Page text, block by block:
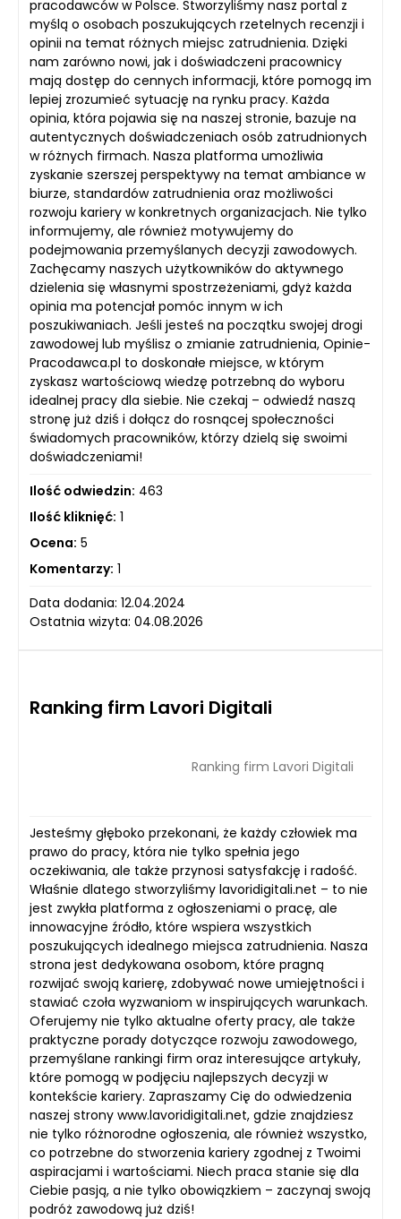
pracodawców w Polsce. Stworzyliśmy nasz portal z
myślą o osobach poszukujących rzetelnych recenzji i
opinii na temat różnych miejsc zatrudnienia. Dzięki
nam zarówno nowi, jak i doświadczeni pracownicy
mają dostęp do cennych informacji, które pomogą im
lepiej zrozumieć sytuację na rynku pracy. Każda
opinia, która pojawia się na naszej stronie, bazuje na
autentycznych doświadczeniach osób zatrudnionych
w różnych firmach. Nasza platforma umożliwia
zyskanie szerszej perspektywy na temat ambiance w
biurze, standardów zatrudnienia oraz możliwości
rozwoju kariery w konkretnych organizacjach. Nie tylko
informujemy, ale również motywujemy do
podejmowania przemyślanych decyzji zawodowych.
Zachęcamy naszych użytkowników do aktywnego
dzielenia się własnymi spostrzeżeniami, gdyż każda
opinia ma potencjał pomóc innym w ich
poszukiwaniach. Jeśli jesteś na początku swojej drogi
zawodowej lub myślisz o zmianie zatrudnienia, Opinie-
Pracodawca.pl to doskonałe miejsce, w którym
zyskasz wartościową wiedzę potrzebną do wyboru
idealnej pracy dla siebie. Nie czekaj – odwiedź naszą
stronę już dziś i dołącz do rosnącej społeczności
świadomych pracowników, którzy dzielą się swoimi
doświadczeniami!
Ilość odwiedzin: 463
Ilość kliknięć: 1
Ocena: 5
Komentarzy: 1
Data dodania: 12.04.2024
Ostatnia wizyta: 04.08.2026
Ranking firm Lavori Digitali
Ranking firm Lavori Digitali
Jesteśmy głęboko przekonani, że każdy człowiek ma
prawo do pracy, która nie tylko spełnia jego
oczekiwania, ale także przynosi satysfakcję i radość.
Właśnie dlatego stworzyliśmy lavoridigitali.net – to nie
jest zwykła platforma z ogłoszeniami o pracę, ale
innowacyjne źródło, które wspiera wszystkich
poszukujących idealnego miejsca zatrudnienia. Nasza
strona jest dedykowana osobom, które pragną
rozwijać swoją karierę, zdobywać nowe umiejętności i
stawiać czoła wyzwaniom w inspirujących warunkach.
Oferujemy nie tylko aktualne oferty pracy, ale także
praktyczne porady dotyczące rozwoju zawodowego,
przemyślane rankingi firm oraz interesujące artykuły,
które pomogą w podjęciu najlepszych decyzji w
kontekście kariery. Zapraszamy Cię do odwiedzenia
naszej strony www.lavoridigitali.net, gdzie znajdziesz
nie tylko różnorodne ogłoszenia, ale również wszystko,
co potrzebne do stworzenia kariery zgodnej z Twoimi
aspiracjami i wartościami. Niech praca stanie się dla
Ciebie pasją, a nie tylko obowiązkiem – zaczynaj swoją
podróż zawodową już dziś!